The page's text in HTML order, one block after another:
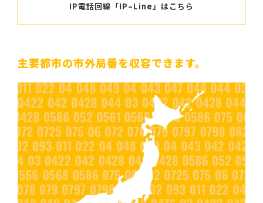
IP電話回線「IP–Line」はこちら
主要都市の市外局番を収容できます。